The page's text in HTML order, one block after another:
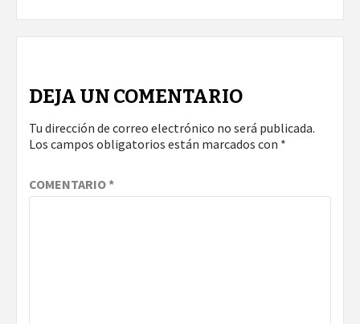
DEJA UN COMENTARIO
Tu dirección de correo electrónico no será publicada.
Los campos obligatorios están marcados con *
COMENTARIO*